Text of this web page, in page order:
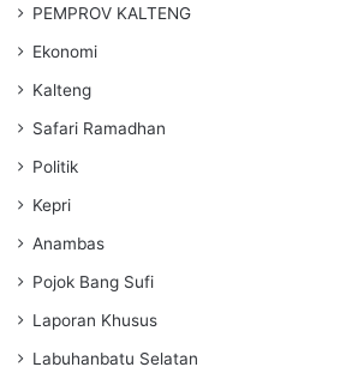
PEMPROV KALTENG
Ekonomi
Kalteng
Safari Ramadhan
Politik
Kepri
Anambas
Pojok Bang Sufi
Laporan Khusus
Labuhanbatu Selatan